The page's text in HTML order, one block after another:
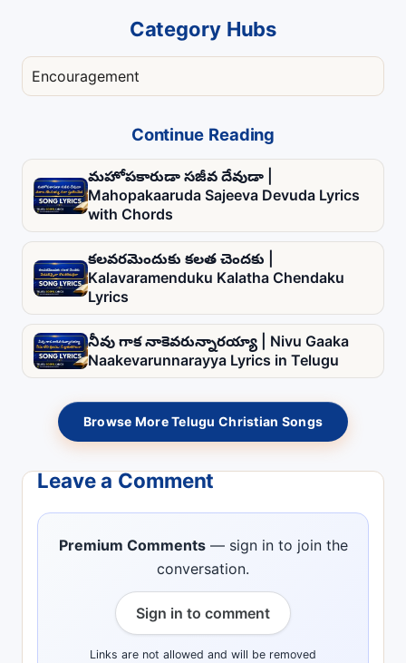
Category Hubs
Encouragement
Continue Reading
మహోపకారుడా సజీవ దేవుడా |
Mahopakaaruda Sajeeva Devuda Lyrics
with Chords
కలవరమెందుకు కలత చెందకు |
Kalavaramenduku Kalatha Chendaku
Lyrics
నీవు గాక నాకెవరున్నారయ్యా | Nivu Gaaka
Naakevarunnarayya Lyrics in Telugu
Browse More Telugu Christian Songs
Leave a Comment
Premium Comments— sign in to join the
conversation.
Sign in to comment
Links are not allowed and will be removed